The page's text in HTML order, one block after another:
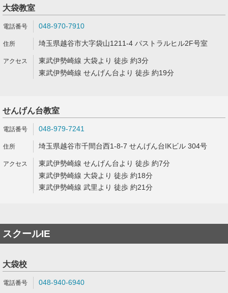
大袋教室
048-970-7910
埼玉県越谷市大字袋山1211-4 パストラルヒル2F号室
東武伊勢崎線 大袋より 徒歩 約3分
東武伊勢崎線 せんげん台より 徒歩 約19分
せんげん台教室
048-979-7241
埼玉県越谷市千間台西1-8-7 せんげん台IKビル 304号
東武伊勢崎線 せんげん台より 徒歩 約7分
東武伊勢崎線 大袋より 徒歩 約18分
東武伊勢崎線 武里より 徒歩 約21分
スクールIE
大袋校
048-940-6940